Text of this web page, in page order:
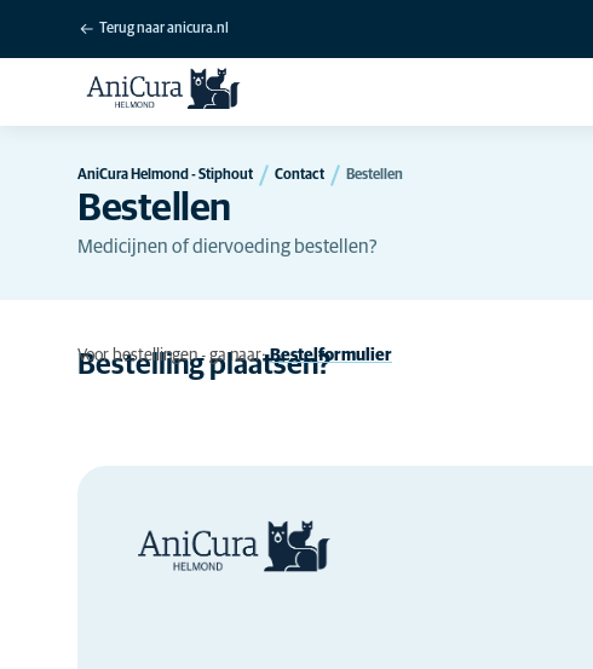
Terug naar anicura.nl
AniCura Helmond - Stiphout Contact Bestellen
Bestellen
Medicijnen of diervoeding bestellen?
Bestelling plaatsen?
Voor bestellingen - ga naar:Bestelformulier